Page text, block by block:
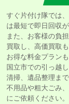
すぐ片付け隊では
は最短で即日回収が
また、お客様の負
買取し、高価買取も
お得な料金プラン
国立市での引っ越
清掃、遺品整理ま
不用品や粗大ごみ
にご依頼ください。